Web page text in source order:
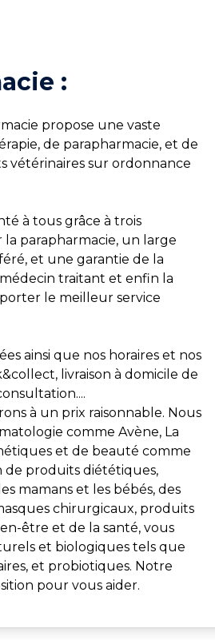
:
propose une vaste
de parapharmacie, et de
vétérinaires sur ordonnance
à tous grâce à trois
parapharmacie, un large
et une garantie de la
traitant et enfin la
le meilleur service
ainsi que nos horaires et nos
livraison à domicile de
à un prix raisonnable. Nous
comme Avène, La
et de beauté comme
de produits diététiques,
mamans et les bébés, des
chirurgicaux, produits
être et de la santé, vous
et biologiques tels que
et probiotiques. Notre
pour vous aider.